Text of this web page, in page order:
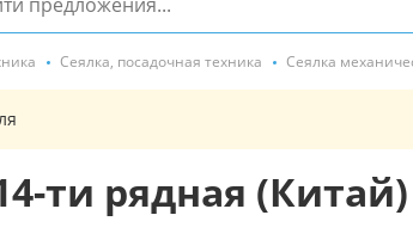
Сеялка, посадочная техника Сеялка
ти рядная (Китай)